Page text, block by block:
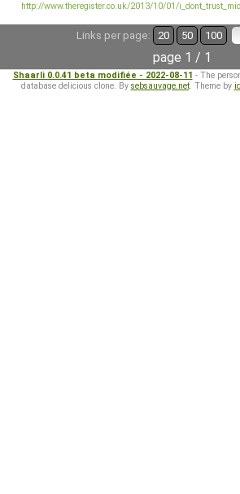
http://www.theregister.co.uk/2013/10/01/
Links per page: 20 50 100
page 1 / 1
Shaarli 0.0.41 beta modifiée - 2022-08-11 - The
database delicious clone. By sebsauvage.net. Theme by